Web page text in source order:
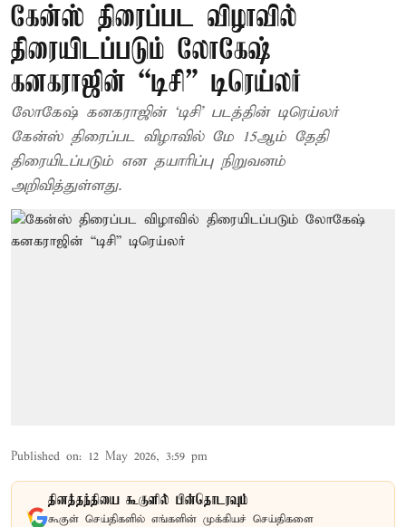
கேன்ஸ் திரைப்பட விழாவில்
திரையிடப்படும் லோகேஷ்
கனகராஜின் “டிசி” டிரெய்லர்
லோகேஷ் கனகராஜின் ‘டிசி’ படத்தின் டிரெய்லர்
கேன்ஸ் திரைப்பட விழாவில் மே 15ஆம் தேதி
திரையிடப்படும் என தயாரிப்பு நிறுவனம்
அறிவித்துள்ளது.
Published on: 12 May 2026, 3:59 pm
தினத்தந்தியை கூகுளில் பின்தொடரவும்
கூகுள் செய்திகளில் எங்களின் முக்கியச் செய்திகளை